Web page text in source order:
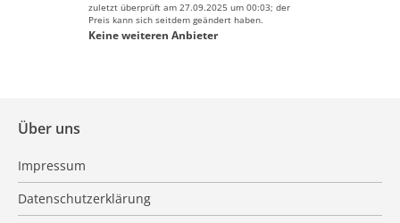
zuletzt überprüft am 27.09.2025 um 00:03; der
Preis kann sich seitdem geändert haben.
Keine weiteren Anbieter
Über uns
Impressum
Datenschutzerklärung